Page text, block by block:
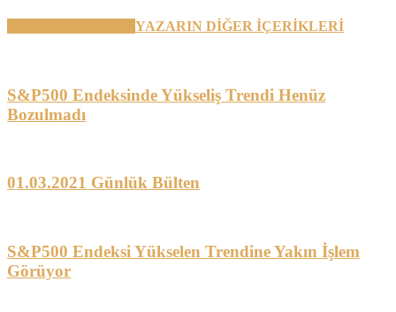
YAZARIN DİĞER İÇERİKLERİ
S&P500 Endeksinde Yükseliş Trendi Henüz
Bozulmadı
01.03.2021 Günlük Bülten
S&P500 Endeksi Yükselen Trendine Yakın İşlem
Görüyor